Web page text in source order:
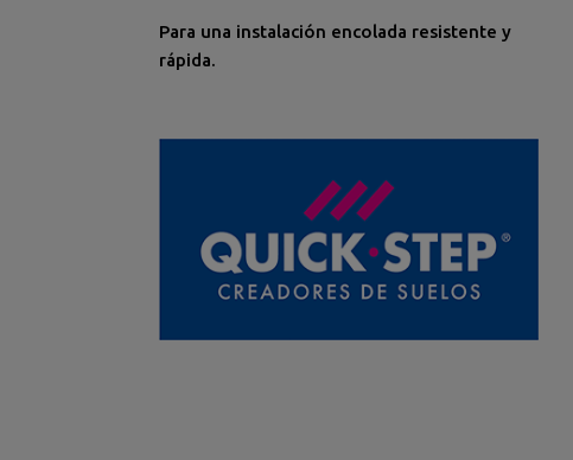
Para una instalación encolada resistente y
rápida.